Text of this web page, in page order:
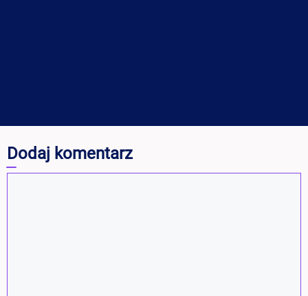
Dodaj komentarz